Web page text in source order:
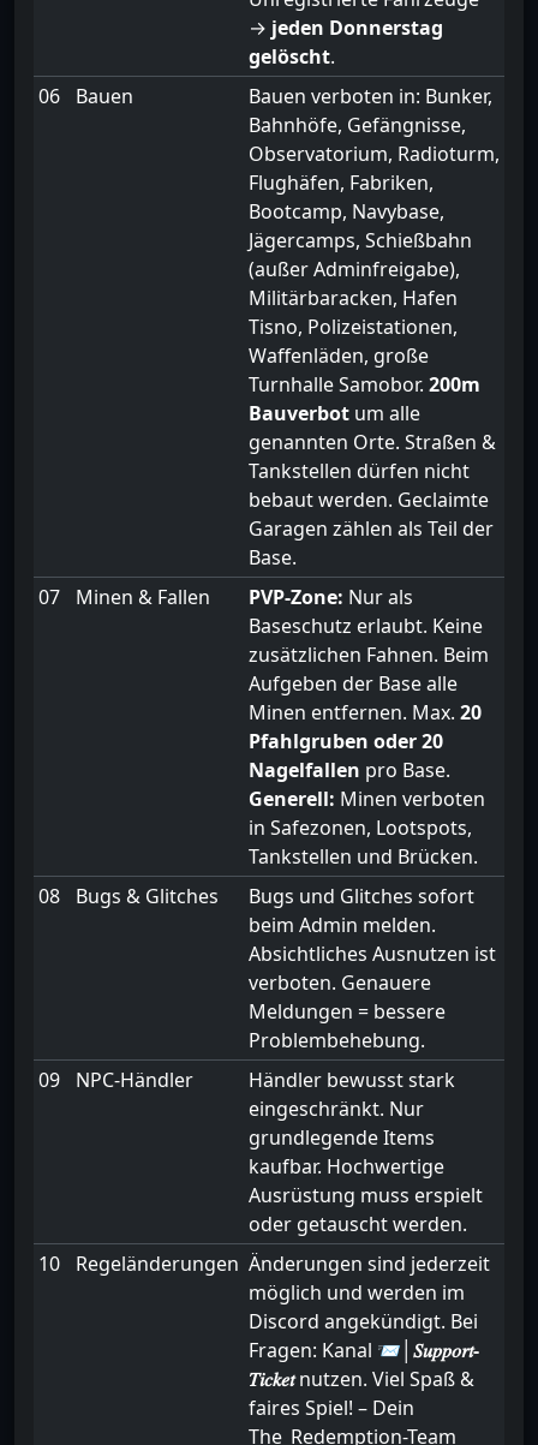
→ jeden Donnerstag
gelöscht.
06
Bauen
Bauen verboten in: Bunker,
Bahnhöfe, Gefängnisse,
Observatorium, Radioturm,
Flughäfen, Fabriken,
Bootcamp, Navybase,
Jägercamps, Schießbahn
(außer Adminfreigabe),
Militärbaracken, Hafen
Tisno, Polizeistationen,
Waffenläden, große
Turnhalle Samobor. 200m
Bauverbot um alle
genannten Orte. Straßen &
Tankstellen dürfen nicht
bebaut werden. Geclaimte
Garagen zählen als Teil der
Base.
07
Minen & Fallen PVP-Zone: Nur als
Baseschutz erlaubt. Keine
zusätzlichen Fahnen. Beim
Aufgeben der Base alle
Minen entfernen. Max. 20
Pfahlgruben oder 20
Nagelfallen pro Base.
Generell: Minen verboten
in Safezonen, Lootspots,
Tankstellen und Brücken.
08
Bugs & Glitches
Bugs und Glitches sofort
beim Admin melden.
Absichtliches Ausnutzen ist
verboten. Genauere
Meldungen = bessere
Problembehebung.
09
NPC-Händler
Händler bewusst stark
eingeschränkt. Nur
grundlegende Items
kaufbar. Hochwertige
Ausrüstung muss erspielt
oder getauscht werden.
10
Regeländerungen Änderungen sind jederzeit
möglich und werden im
Discord angekündigt. Bei
Fragen: Kanal 📨│𝑆𝑢𝑝𝑝𝑜𝑟𝑡-
𝑇𝑖𝑐𝑘𝑒𝑡nutzen. Viel Spaß &
faires Spiel! – Dein
The_Redemption-Team